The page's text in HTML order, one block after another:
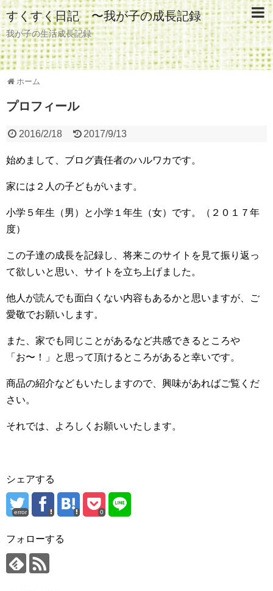
すくすく日記 〜我が子の成長記録
我が子の生活成長記録
ホーム
プロフィール
2016/2/18 2017/9/13
始めまして、ブログ責任者のハルワカです。
家には２人の子どもがいます。
小学５年生（男）と小学１年生（女）です。（２０１７年
度）
この子達の成長を記録し、将来このサイトを見て振り返っ
て欲しいと思い、サイトを立ち上げました。
他人が読んでも面白くない内容もあるかと思いますが、ご
愛敬でお願いします。
また、家でも同じことがあるなど共感できるところや
「お〜！」と思って頂けるところがあると幸いです。
商品の紹介などもいたしますので、興味があればご覧くだ
さい。
それでは、よろしくお願いいたします。
シェアする
error 0
フォローする